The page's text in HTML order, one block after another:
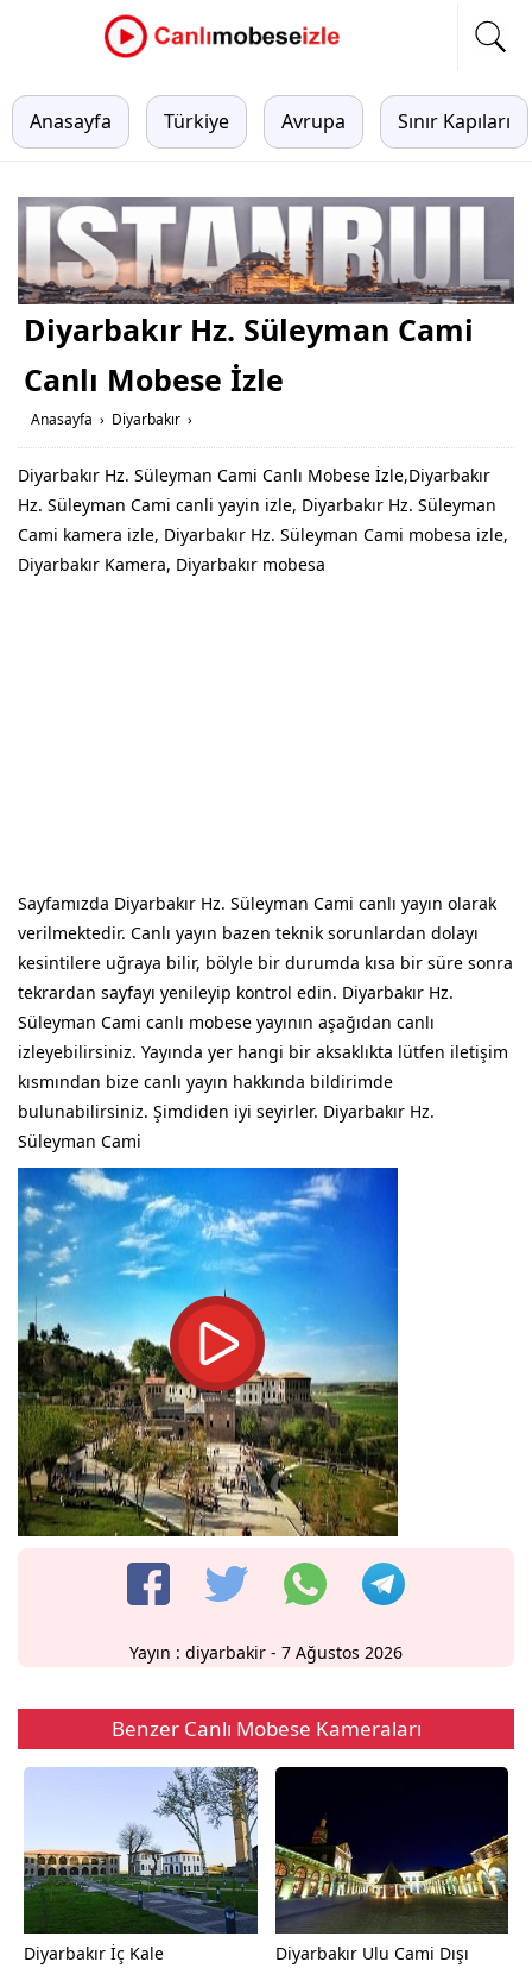
Anasayfa Türkiye Avrupa Sınır Kapıları
Diyarbakır Hz. Süleyman Cami
Canlı Mobese İzle
Anasayfa › Diyarbakır ›
Diyarbakır Hz. Süleyman Cami Canlı Mobese İzle,Diyarbakır
Hz. Süleyman Cami canli yayin izle, Diyarbakır Hz. Süleyman
Cami kamera izle, Diyarbakır Hz. Süleyman Cami mobesa izle,
Diyarbakır Kamera, Diyarbakır mobesa
Sayfamızda Diyarbakır Hz. Süleyman Cami canlı yayın olarak
verilmektedir. Canlı yayın bazen teknik sorunlardan dolayı
kesintilere uğraya bilir, bölyle bir durumda kısa bir süre sonra
tekrardan sayfayı yenileyip kontrol edin. Diyarbakır Hz.
Süleyman Cami canlı mobese yayının aşağıdan canlı
izleyebilirsiniz. Yayında yer hangi bir aksaklıkta lütfen iletişim
kısmından bize canlı yayın hakkında bildirimde
bulunabilirsiniz. Şimdiden iyi seyirler. Diyarbakır Hz.
Süleyman Cami
Yayın : diyarbakir - 7 Ağustos 2026
Benzer Canlı Mobese Kameraları
Diyarbakır İç Kale Diyarbakır Ulu Cami Dışı